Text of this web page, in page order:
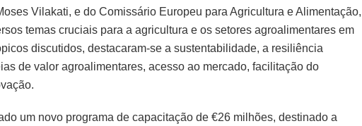
Vilakati, e do Comissário Europeu para Agricultura e Alimentação,
temas cruciais para a agricultura e os setores agroalimentares em
discutidos, destacaram-se a sustentabilidade, a resiliência
de valor agroalimentares, acesso ao mercado, facilitação do
um novo programa de capacitação de €26 milhões, destinado a